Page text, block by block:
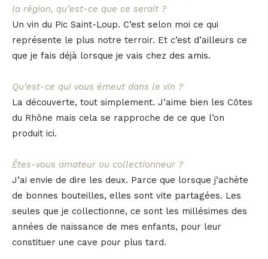
la région, qu’est-ce que ce serait ?
Un vin du Pic Saint-Loup. C’est selon moi ce qui
représente le plus notre terroir. Et c’est d’ailleurs ce
que je fais déjà lorsque je vais chez des amis.
Qu’est-ce qui vous émeut dans le vin ?
La découverte, tout simplement. J’aime bien les Côtes
du Rhône mais cela se rapproche de ce que l’on
produit ici.
Êtes-vous amateur ou collectionneur ?
J’ai envie de dire les deux. Parce que lorsque j’achète
de bonnes bouteilles, elles sont vite partagées. Les
seules que je collectionne, ce sont les millésimes des
années de naissance de mes enfants, pour leur
constituer une cave pour plus tard.